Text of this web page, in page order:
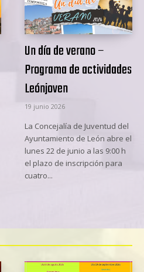
Un día de verano –
Programa de actividades
Leónjoven
19 junio 2026
La Concejalía de Juventud del
Ayuntamiento de León abre el
lunes 22 de junio a las 9:00 h
el plazo de inscripción para
cuatro...